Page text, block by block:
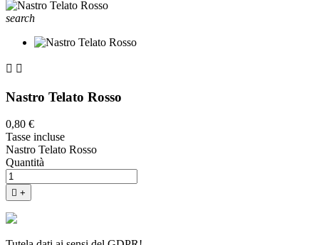
search
 
Nastro Telato Rosso
0,80 €
Tasse incluse
Nastro Telato Rosso
Quantità
 +